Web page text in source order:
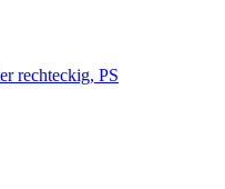
rechteckig, PS